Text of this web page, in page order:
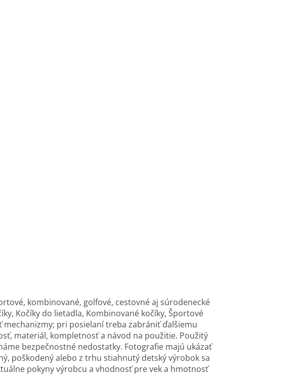
kombinované, golfové, cestovné aj súrodenecké
Kočíky do lietadla, Kombinované kočíky, Športové
pri posielaní treba zabrániť ďalšiemu
materiál, kompletnosť a návod na použitie. Použitý
bezpečnostné nedostatky. Fotografie majú ukázať
poškodený alebo z trhu stiahnutý detský výrobok sa
pokyny výrobcu a vhodnosť pre vek a hmotnosť